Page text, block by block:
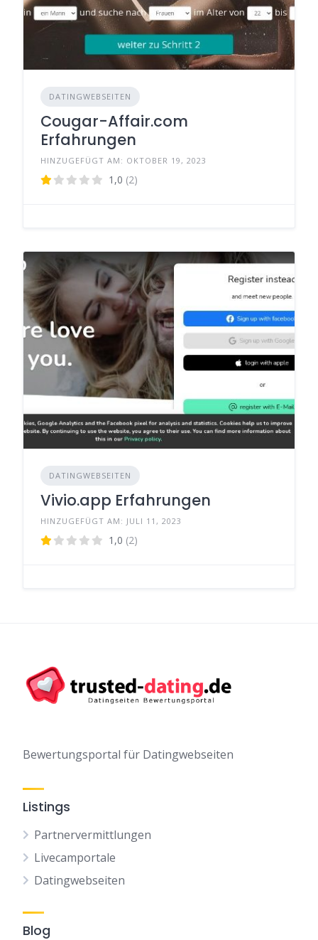
DATINGWEBSEITEN
Cougar-Affair.com
Erfahrungen
HINZUGEFÜGT AM: OKTOBER 19, 2023
1,0 (2)
DATINGWEBSEITEN
Vivio.app Erfahrungen
HINZUGEFÜGT AM: JULI 11, 2023
1,0 (2)
Bewertungsportal für Datingwebseiten
Listings
Partnervermittlungen
Livecamportale
Datingwebseiten
Blog